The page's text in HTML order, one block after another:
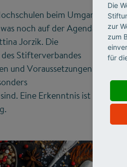
beim Umgang
noch auf der Agenda
Jorzik. Die
Stifterverbandes
und Voraussetzungen
Eine Erkenntnis ist
Die
zur
zum
für